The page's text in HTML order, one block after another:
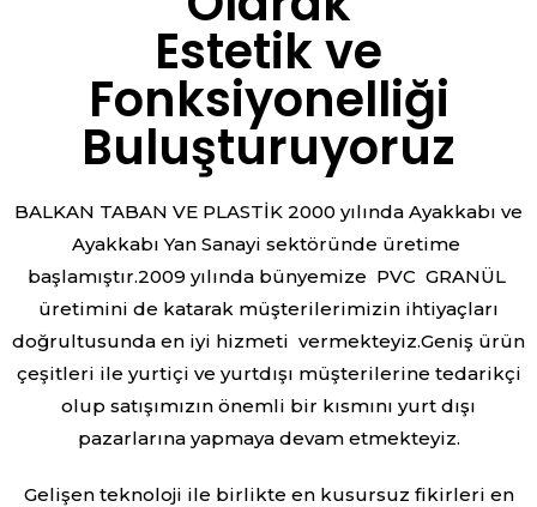
Estetik ve
Fonksiyonelliği
Buluşturuyoruz
BALKAN TABAN VE PLASTİK 2000 yılında Ayakkabı ve
Ayakkabı Yan Sanayi sektöründe üretime
başlamıştır.2009 yılında bünyemize PVC GRANÜL
üretimini de katarak müşterilerimizin ihtiyaçları
doğrultusunda en iyi hizmeti vermekteyiz.Geniş ürün
çeşitleri ile yurtiçi ve yurtdışı müşterilerine tedarikçi
olup satışımızın önemli bir kısmını yurt dışı
pazarlarına yapmaya devam etmekteyiz.
Gelişen teknoloji ile birlikte en kusursuz fikirleri en